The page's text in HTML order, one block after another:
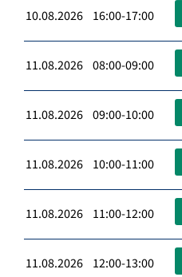
10.08.2026 16:00-17:00
11.08.2026 08:00-09:00
11.08.2026 09:00-10:00
11.08.2026 10:00-11:00
11.08.2026 11:00-12:00
11.08.2026 12:00-13:00